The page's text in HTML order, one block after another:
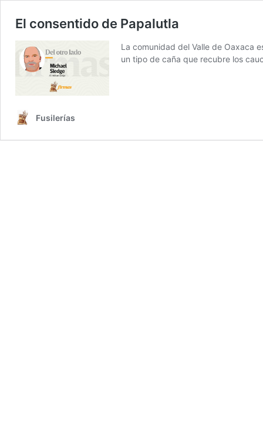
El consentido de Papalutla
La comunidad del Valle de Oaxaca
un tipo de caña que recubre los
Fusilerías